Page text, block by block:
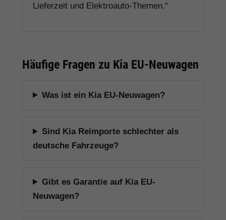
Lieferzeit und Elektroauto-Themen.“
Häufige Fragen zu Kia EU-Neuwagen
Was ist ein Kia EU-Neuwagen?
Sind Kia Reimporte schlechter als
deutsche Fahrzeuge?
Gibt es Garantie auf Kia EU-
Neuwagen?